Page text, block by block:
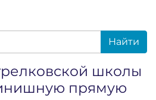
Найти
школы
прямую